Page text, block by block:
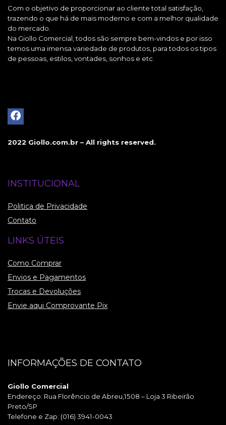
Com o objetivo de proporcionar ao cliente total satisfação,
trazendo o que há de mais moderno e com a melhor qualidade
do mercado.
Na Giollo Comercial, todos são sempre bem-vindos e por isso
temos uma imensa variedade de produtos, para todos os tipos
de pessoas, estilos, vontades, sonhos e etc.
2022 Giollo.com.br – All rights reserved.
INSTITUCIONAL
Politica de Privacidade
Contato
LINKS ÚTEIS
Como Comprar
Envios e Pagamentos
Trocas e Devoluções
Envie aqui Comprovante Pix
INFORMAÇÕES DE CONTATO
Giollo Comercial
Endereço: Rua Florêncio de Abreu,1508 – Loja 3 Ribeirão
Preto/SP
Telefone e Zap: (016) 3941-0043